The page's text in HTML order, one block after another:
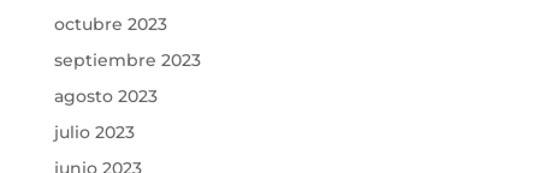
octubre 2023
septiembre 2023
agosto 2023
julio 2023
junio 2023